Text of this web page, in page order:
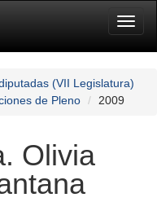
(VII Legislatura)
de Pleno 2009
Olivia